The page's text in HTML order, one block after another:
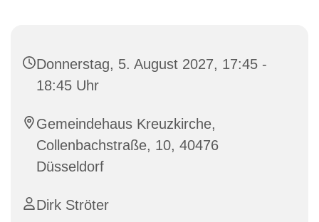
Donnerstag, 5. August 2027, 17:45 -
18:45 Uhr
Gemeindehaus Kreuzkirche,
Collenbachstraße, 10, 40476
Düsseldorf
Dirk Ströter